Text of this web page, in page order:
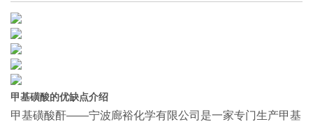
甲基磺酸的优缺点介绍
甲基磺酸酐——宁波廊裕化学有限公司是一家专门生产甲基